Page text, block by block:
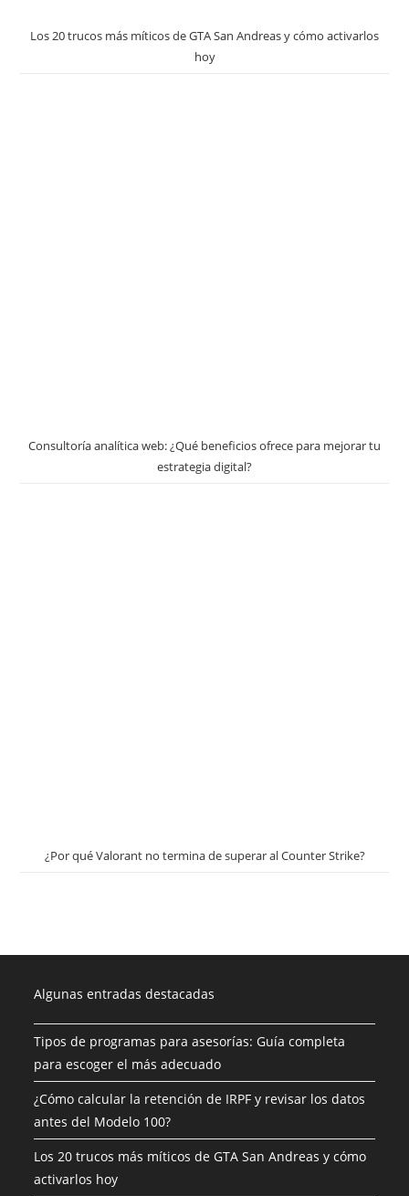
Los 20 trucos más míticos de GTA San Andreas y cómo activarlos
hoy
Consultoría analítica web: ¿Qué beneficios ofrece para mejorar tu
estrategia digital?
¿Por qué Valorant no termina de superar al Counter Strike?
Algunas entradas destacadas
Tipos de programas para asesorías: Guía completa
para escoger el más adecuado
¿Cómo calcular la retención de IRPF y revisar los datos
antes del Modelo 100?
Los 20 trucos más míticos de GTA San Andreas y cómo
activarlos hoy